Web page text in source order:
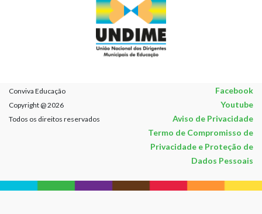
Conviva Educação Facebook
Copyright @ 2026 Youtube
Todos os direitos reservados
Aviso de Privacidade
Termo de Compromisso de
Privacidade e Proteção de
Dados Pessoais